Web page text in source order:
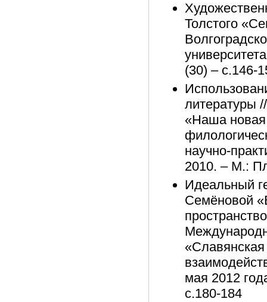
Толстого
(30) – с.146-
литературы
«Наша новая
научно-
2010. – М.:
Идеальный
Семёновой
«Славянская
мая 2012
с.180-184